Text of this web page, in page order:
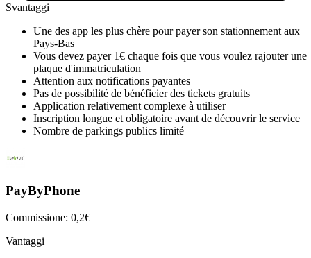
Svantaggi
Une des app les plus chère pour payer son stationnement aux
Pays-Bas
Vous devez payer 1€ chaque fois que vous voulez rajouter une
plaque d'immatriculation
Attention aux notifications payantes
Pas de possibilité de bénéficier des tickets gratuits
Application relativement complexe à utiliser
Inscription longue et obligatoire avant de découvrir le service
Nombre de parkings publics limité
PayByPhone
Commissione: 0,2€
Vantaggi